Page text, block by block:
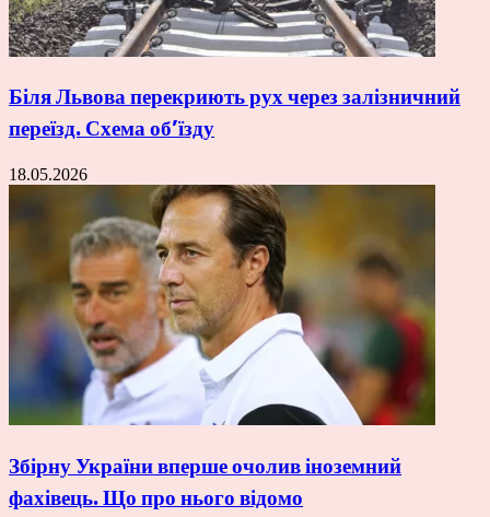
Біля Львова перекриють рух через залізничний
переїзд. Схема об’їзду
18.05.2026
Збірну України вперше очолив іноземний
фахівець. Що про нього відомо